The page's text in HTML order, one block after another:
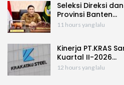
Seleksi Direksi
Provinsi Banten…
11 hours yang lalu
Kinerja PT.KRAS
Kuartal II-2026…
12 hours yang lalu